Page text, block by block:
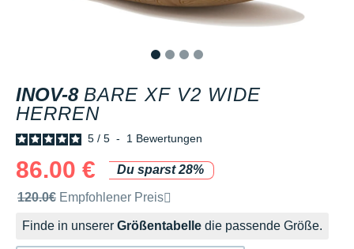
INOV-8 BARE XF V2 WIDE
HERREN
5 / 5 - 1 Bewertungen
86.00 €
Du sparst 28%
Unverbindliche Preisempfehlung der Marke
120.0€ Empfohlener Preis
Finde in unserer Größentabelle die passende Größe.